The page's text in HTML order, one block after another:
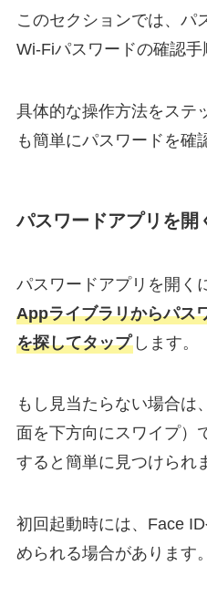
このセクションでは、パ
Wi-Fiパスワードの確認手
具体的な操作方法をステ
も簡単にパスワードを確
パスワードアプリを開
パスワードアプリを開く
Appライブラリからパス
を探してタップします。
もし見当たらない場合は
面を下方向にスワイプ）
すると簡単に見つけられ
初回起動時には、Face
められる場合があります。